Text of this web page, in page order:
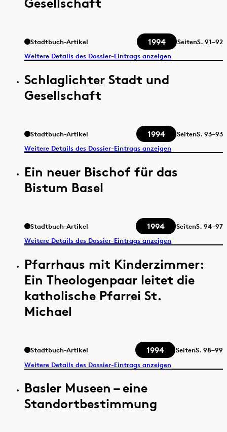
Stadtbuch-Artikel 1994 SeitenS. 91–92
Weitere Details des Dossier-Eintrags anzeigen
Schlaglichter Stadt und
Gesellschaft
Stadtbuch-Artikel 1994 SeitenS. 93–93
Weitere Details des Dossier-Eintrags anzeigen
Ein neuer Bischof für das
Bistum Basel
Stadtbuch-Artikel 1994 SeitenS. 94–97
Weitere Details des Dossier-Eintrags anzeigen
Pfarrhaus mit Kinderzimmer:
Ein Theologenpaar leitet die
katholische Pfarrei St.
Michael
Stadtbuch-Artikel 1994 SeitenS. 98–99
Weitere Details des Dossier-Eintrags anzeigen
Basler Museen – eine
Standortbestimmung